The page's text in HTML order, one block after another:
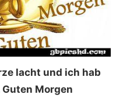
lacht und ich hab
Morgen